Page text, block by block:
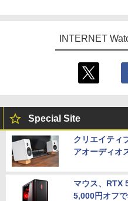
INTERNET
Special Site
クリエイティ
アオーディオ
マウス、RTX
5,000円オフで